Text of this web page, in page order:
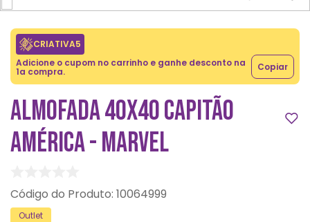
CRIATIVA5
Adicione o cupom no carrinho e ganhe desconto na
1a compra. Copiar
ALMOFADA 40X40 CAPITÃO
AMÉRICA - MARVEL
: 10064999
Outlet